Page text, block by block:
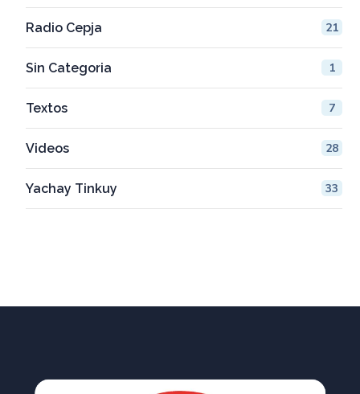
Radio Cepja 21
Sin Categoria 1
Textos 7
Videos 28
Yachay Tinkuy 33